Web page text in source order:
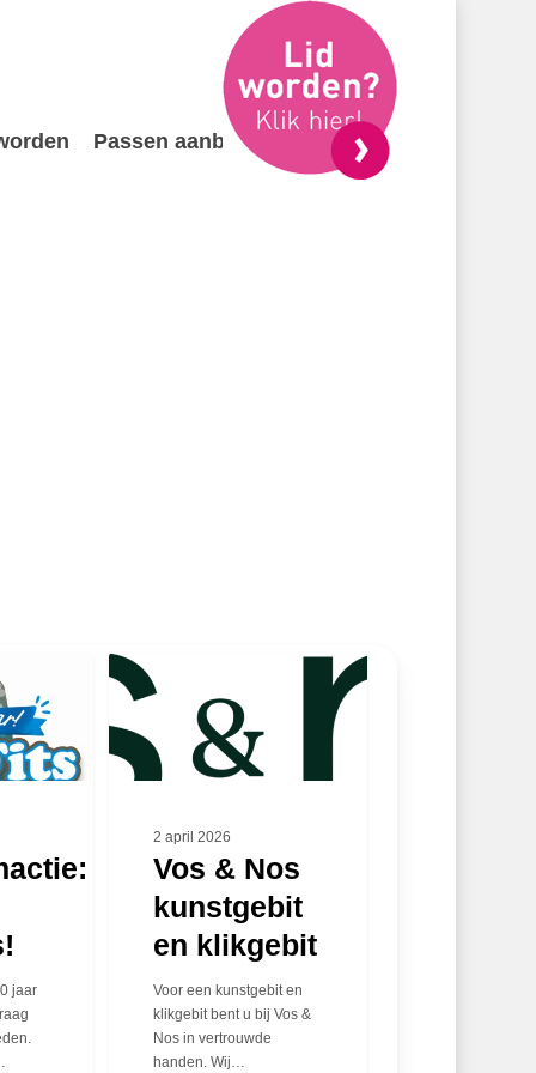
Passen aanbieden Contact
jaar
Vos
kunstgebit
en
klikgebit
2 april 2026
Vos & Nos
kunstgebit
en klikgebit
Voor een kunstgebit en
klikgebit bent u bij Vos &
Nos in vertrouwde
handen. Wij…